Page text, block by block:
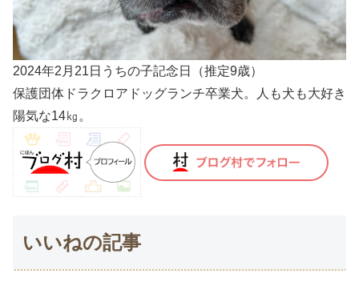
2024年2月21日うちの子記念日（推定9歳）
保護団体ドラクロアドッグランチ卒業犬。人も犬も大好き
陽気な14㎏。
いいねの記事